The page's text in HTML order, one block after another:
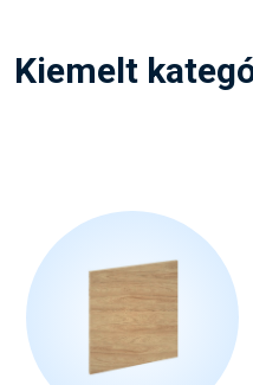
Kiemelt